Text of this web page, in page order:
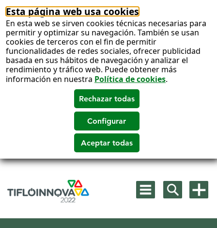
Esta página web usa cookies
En esta web se sirven cookies técnicas necesarias para
permitir y optimizar su navegación. También se usan
cookies de terceros con el fin de permitir
funcionalidades de redes sociales, ofrecer publicidad
basada en sus hábitos de navegación y analizar el
rendimiento y tráfico web. Puede obtener más
información en nuestra Política de cookies.
Salto
contenido
Mostrar
menú
Mostrar
buscadormás